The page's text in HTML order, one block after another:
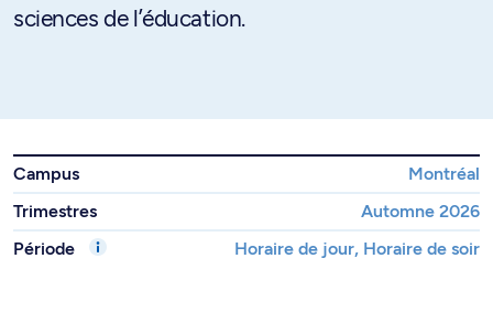
sciences de l’éducation.
Campus
Montréal
Trimestres
Automne 2026
Période
Horaire de jour, Horaire de soir